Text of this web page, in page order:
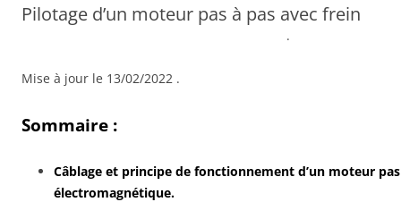
Pilotage d’un moteur pas à pas avec frein
.
Mise à jour le 13/02/2022 .
Sommaire :
Câblage et principe de fonctionnement d’un moteur
électromagnétique.